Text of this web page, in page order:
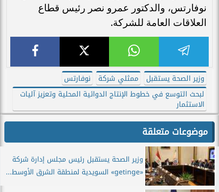
نوفارتس، والدكتور عمرو نصر رئيس قطاع
العلاقات العامة للشركة.
وزير الصحة يستقبل ممثلي شركة
نوفارتس
لبحث التوسع في خطوط الإنتاج الدوائية المحلية وتعزيز آليات
الاستثمار
موضوعات متعلقة
وزير الصحة يستقبل رئيس مجلس إدارة شركة
«getinge» السويدية لمنطقة الشرق الأوسط...